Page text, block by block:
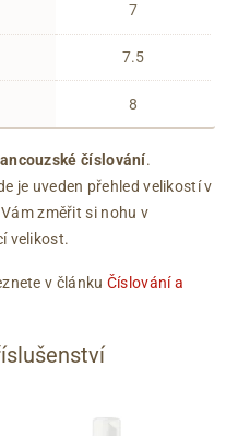
7
7.5
8
číslování.
je uveden přehled velikostí v
změřit si nohu v
velikost.
v článku Číslování a